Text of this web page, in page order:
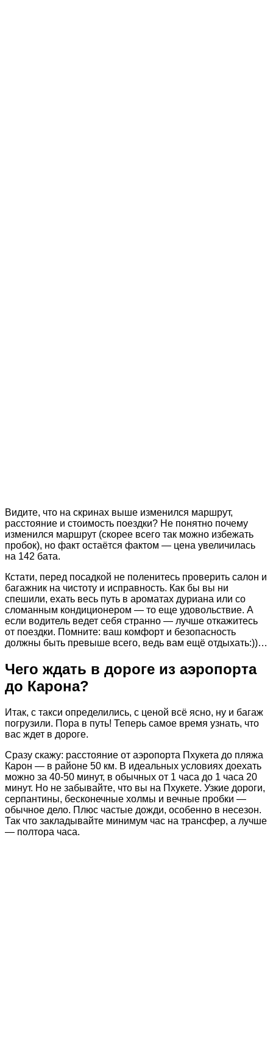
Видите, что на скринах выше изменился маршрут,
расстояние и стоимость поездки? Не понятно почему
изменился маршрут (скорее всего так можно избежать
пробок), но факт остаётся фактом — цена увеличилась
на 142 бата.
Кстати, перед посадкой не поленитесь проверить салон и
багажник на чистоту и исправность. Как бы вы ни
спешили, ехать весь путь в ароматах дуриана или со
сломанным кондиционером — то еще удовольствие. А
если водитель ведет себя странно — лучше откажитесь
от поездки. Помните: ваш комфорт и безопасность
должны быть превыше всего, ведь вам ещё отдыхать:))…
Чего ждать в дороге из аэропорта
до Карона?
Итак, с такси определились, с ценой всё ясно, ну и багаж
погрузили. Пора в путь! Теперь самое время узнать, что
вас ждет в дороге.
Сразу скажу: расстояние от аэропорта Пхукета до пляжа
Карон — в районе 50 км. В идеальных условиях доехать
можно за 40-50 минут, в обычных от 1 часа до 1 часа 20
минут. Но не забывайте, что вы на Пхукете. Узкие дороги,
серпантины, бесконечные холмы и вечные пробки —
обычное дело. Плюс частые дожди, особенно в несезон.
Так что закладывайте минимум час на трансфер, а лучше
— полтора часа.